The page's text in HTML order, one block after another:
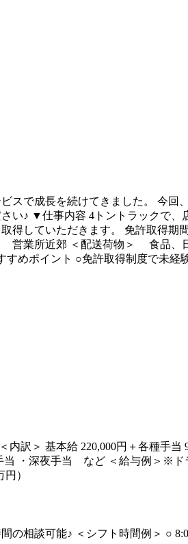
スで成長を続けてきました。 今
い♪ ▼仕事内容 4トントラックで
得していただきます。 免許取得
営業所近郊 ＜配送荷物＞ 食品、
ポイント ○免許取得制度で未経
＞ 基本給 220,000円＋各種手当
当 ・深夜手当 など ＜給与例＞※
）
相談可能♪ ＜シフト時間例＞ ○